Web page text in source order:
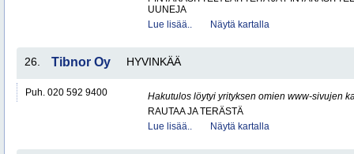
UUNEJA
Lue lisää..
Näytä kartalla
26. Tibnor Oy HYVINKÄÄ
Puh. 020 592 9400
Hakutulos löytyi yrityksen omien www-sivujen
RAUTAA JA TERÄSTÄ
Lue lisää..
Näytä kartalla